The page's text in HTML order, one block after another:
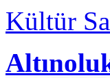
Kültür